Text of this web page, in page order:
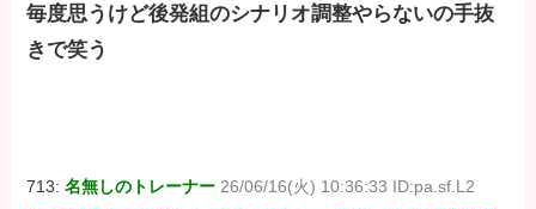
毎度思うけど後発組のシナリオ調整やらないの手抜
きで笑う
713:名無しのトレーナー 26/06/16(火) 10:36:33 ID:pa.sf.L2